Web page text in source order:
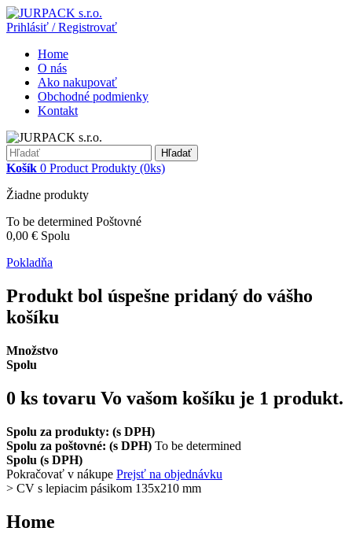
Prihlásiť / Registrovať
Home
O nás
Ako nakupovať
Obchodné podmienky
Kontakt
Hľadať
Košík 0 Product Produkty (0ks)
Žiadne produkty
To be determined Poštovné
0,00 € Spolu
Pokladňa
Produkt bol úspešne pridaný do vášho
košíku
Množstvo
Spolu
0 ks tovaru Vo vašom košíku je 1 produkt.
Spolu za produkty: (s DPH)
Spolu za poštovné: (s DPH) To be determined
Spolu (s DPH)
Pokračovať v nákupe Prejsť na objednávku
> CV s lepiacim pásikom 135x210 mm
Home